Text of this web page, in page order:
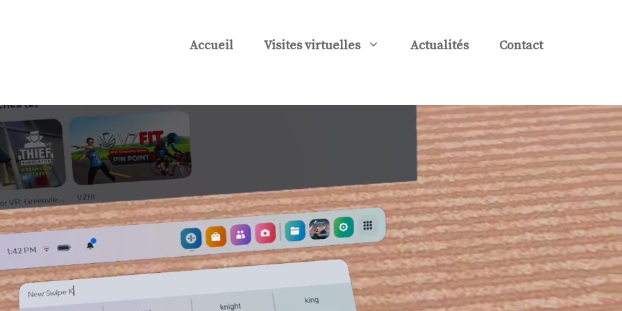
Accueil Visites virtuelles Actualités Contact